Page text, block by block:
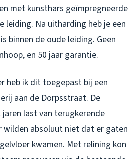
met kunsthars geïmpregneerde
leiding. Na uitharding heb je een
binnen de oude leiding. Geen
en 50 jaar garantie.
heb ik dit toegepast bij een
aan de Dorpsstraat. De
jaren last van terugkerende
wilden absoluut niet dat er gaten
kwamen. Met relining kon